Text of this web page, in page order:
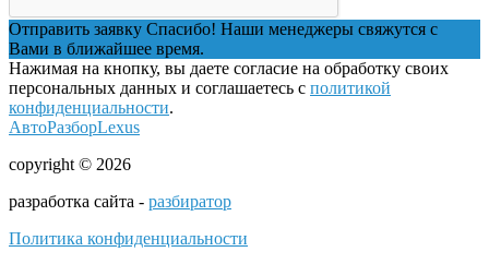
Отправить заявку Спасибо! Наши менеджеры свяжутся с
Вами в ближайшее время.
Нажимая на кнопку, вы даете согласие на обработку своих
персональных данных и соглашаетесь с политикой
конфиденциальности.
АвтоРазборLexus
copyright © 2026
разработка сайта - разбиратор
Политика конфиденциальности